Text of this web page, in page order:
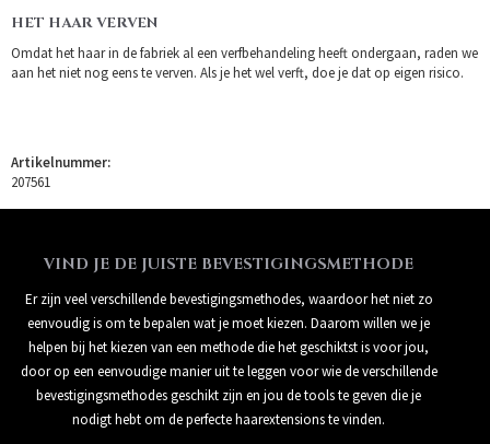
HET HAAR VERVEN
Omdat het haar in de fabriek al een verfbehandeling heeft ondergaan, raden we
aan het niet nog eens te verven. Als je het wel verft, doe je dat op eigen risico.
Artikelnummer:
207561
VIND JE DE JUISTE BEVESTIGINGSMETHODE
Er zijn veel verschillende bevestigingsmethodes, waardoor het niet zo
eenvoudig is om te bepalen wat je moet kiezen. Daarom willen we je
helpen bij het kiezen van een methode die het geschiktst is voor jou,
door op een eenvoudige manier uit te leggen voor wie de verschillende
bevestigingsmethodes geschikt zijn en jou de tools te geven die je
nodigt hebt om de perfecte haarextensions te vinden.